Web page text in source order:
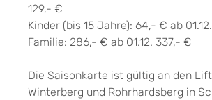
129,- €
Kinder (bis 15 Jahre): 64,- € ab
Familie: 286,- € ab 01.12. 337,- €
Die Saisonkarte ist gültig an den
Winterberg und Rohrhardsberg in